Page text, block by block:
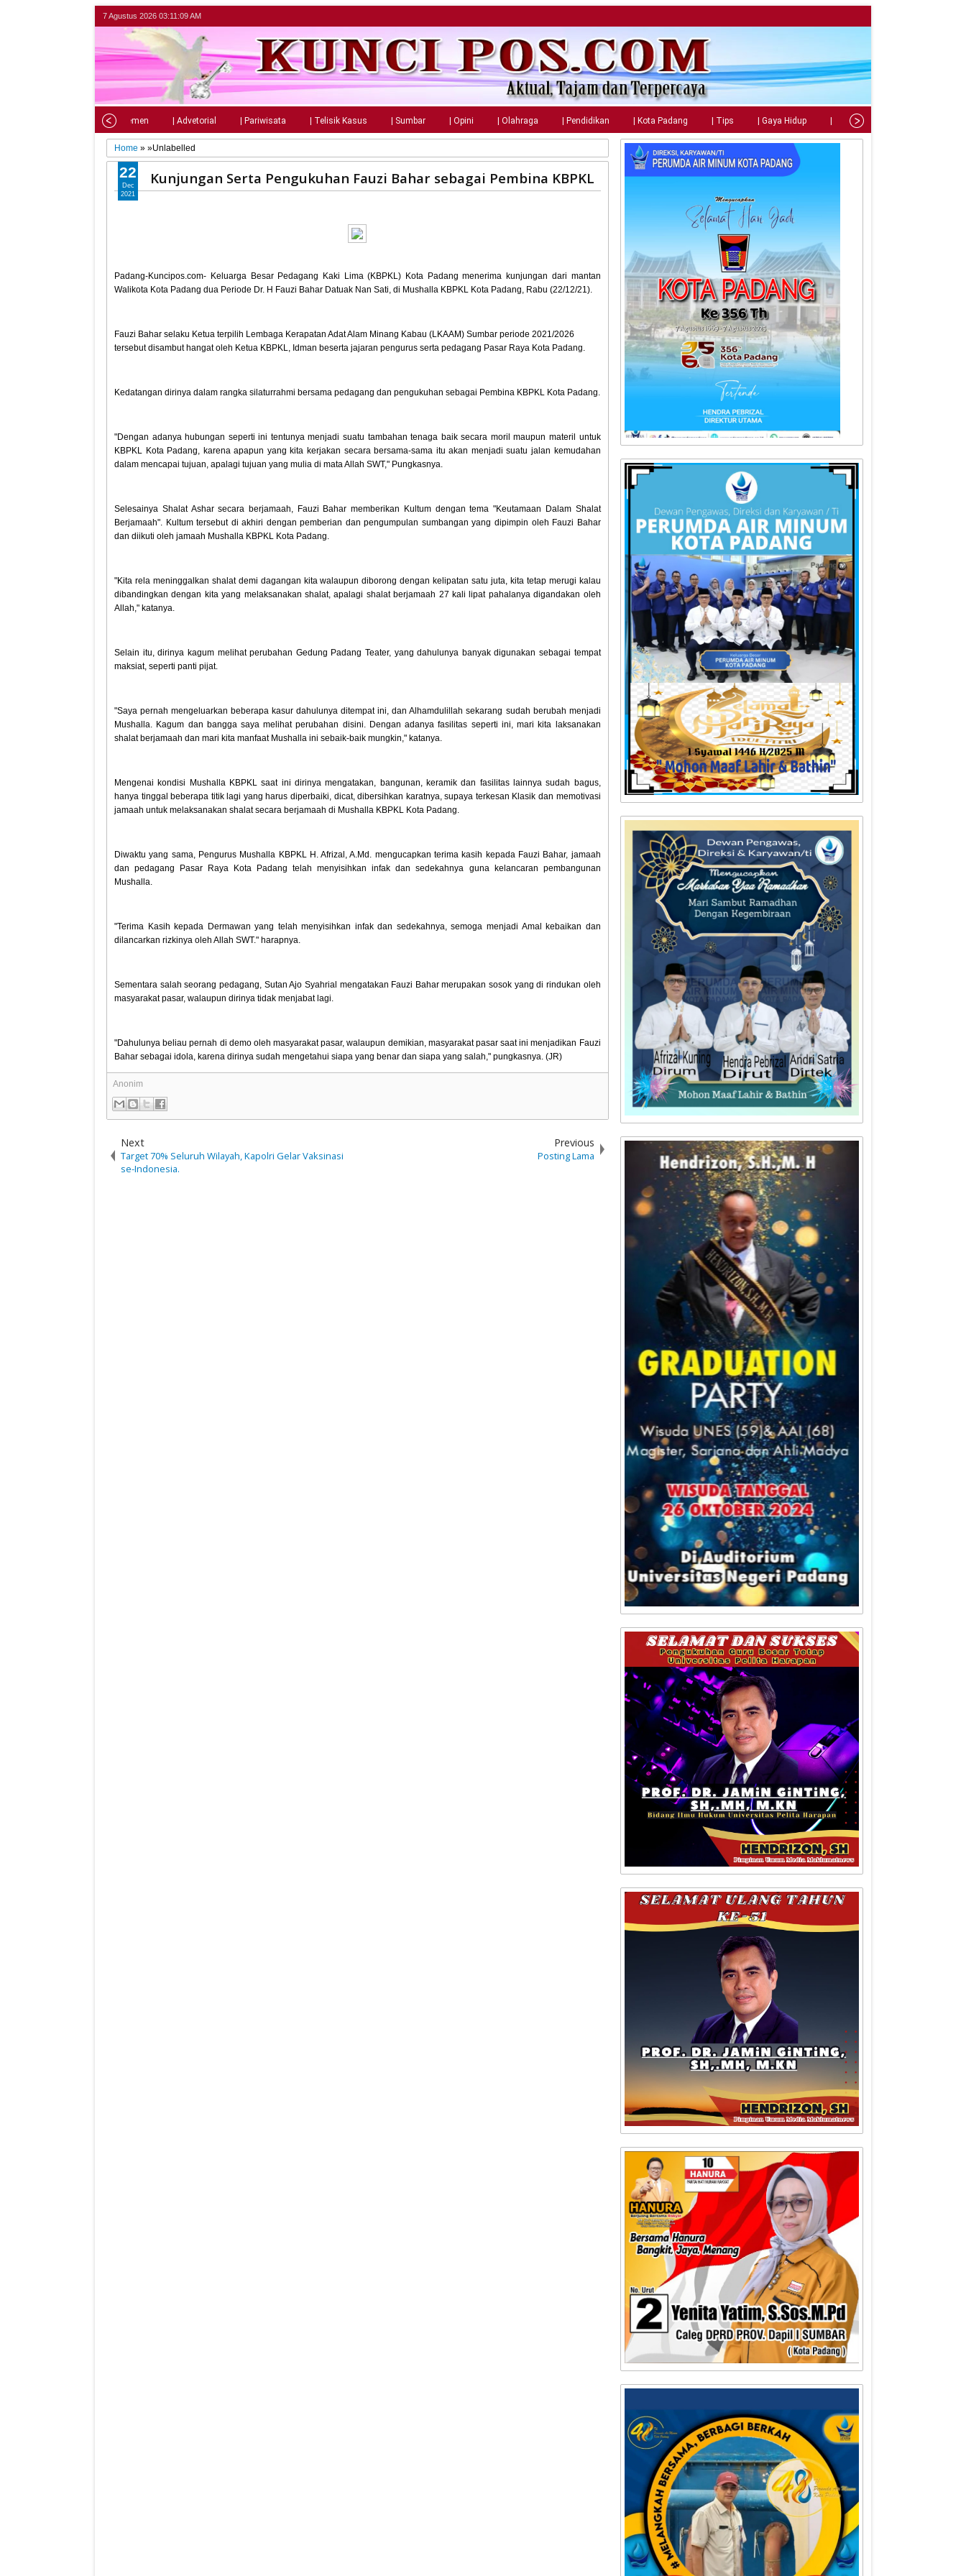
7 Agustus 2026 03:11:10 AM
| Parlemen | Advetorial | Pariwisata | Telisik Kasus | Sumbar | Opini | Olahraga | Pendidikan | Kota Padang | Tips | Gaya Hidup | Teknologi
Home » »Unlabelled
Kunjungan Serta Pengukuhan Fauzi Bahar sebagai Pembina KBPKL
Padang-Kuncipos.com- Keluarga Besar Pedagang Kaki Lima (KBPKL) Kota Padang menerima kunjungan dari mantan
Walikota Kota Padang dua Periode Dr. H Fauzi Bahar Datuak Nan Sati, di Mushalla KBPKL Kota Padang, Rabu (22/12/21).
Fauzi Bahar selaku Ketua terpilih Lembaga Kerapatan Adat Alam Minang Kabau (LKAAM) Sumbar periode 2021/2026
tersebut disambut hangat oleh Ketua KBPKL, Idman beserta jajaran pengurus serta pedagang Pasar Raya Kota Padang.
Kedatangan dirinya dalam rangka silaturrahmi bersama pedagang dan pengukuhan sebagai Pembina KBPKL Kota Padang.
"Dengan adanya hubungan seperti ini tentunya menjadi suatu tambahan tenaga baik secara moril maupun materil untuk
KBPKL Kota Padang, karena apapun yang kita kerjakan secara bersama-sama itu akan menjadi suatu jalan kemudahan
dalam mencapai tujuan, apalagi tujuan yang mulia di mata Allah SWT," Pungkasnya.
Selesainya Shalat Ashar secara berjamaah, Fauzi Bahar memberikan Kultum dengan tema "Keutamaan Dalam Shalat
Berjamaah". Kultum tersebut di akhiri dengan pemberian dan pengumpulan sumbangan yang dipimpin oleh Fauzi Bahar
dan diikuti oleh jamaah Mushalla KBPKL Kota Padang.
"Kita rela meninggalkan shalat demi dagangan kita walaupun diborong dengan kelipatan satu juta, kita tetap merugi kalau
dibandingkan dengan kita yang melaksanakan shalat, apalagi shalat berjamaah 27 kali lipat pahalanya digandakan oleh
Allah," katanya.
Selain itu, dirinya kagum melihat perubahan Gedung Padang Teater, yang dahulunya banyak digunakan sebagai tempat
maksiat, seperti panti pijat.
"Saya pernah mengeluarkan beberapa kasur dahulunya ditempat ini, dan Alhamdulillah sekarang sudah berubah menjadi
Mushalla. Kagum dan bangga saya melihat perubahan disini. Dengan adanya fasilitas seperti ini, mari kita laksanakan
shalat berjamaah dan mari kita manfaat Mushalla ini sebaik-baik mungkin," katanya.
Mengenai kondisi Mushalla KBPKL saat ini dirinya mengatakan, bangunan, keramik dan fasilitas lainnya sudah bagus,
hanya tinggal beberapa titik lagi yang harus diperbaiki, dicat, dibersihkan karatnya, supaya terkesan Klasik dan memotivasi
jamaah untuk melaksanakan shalat secara berjamaah di Mushalla KBPKL Kota Padang.
Diwaktu yang sama, Pengurus Mushalla KBPKL H. Afrizal, A.Md. mengucapkan terima kasih kepada Fauzi Bahar, jamaah
dan pedagang Pasar Raya Kota Padang telah menyisihkan infak dan sedekahnya guna kelancaran pembangunan
Mushalla.
"Terima Kasih kepada Dermawan yang telah menyisihkan infak dan sedekahnya, semoga menjadi Amal kebaikan dan
dilancarkan rizkinya oleh Allah SWT." harapnya.
Sementara salah seorang pedagang, Sutan Ajo Syahrial mengatakan Fauzi Bahar merupakan sosok yang di rindukan oleh
masyarakat pasar, walaupun dirinya tidak menjabat lagi.
"Dahulunya beliau pernah di demo oleh masyarakat pasar, walaupun demikian, masyarakat pasar saat ini menjadikan Fauzi
Bahar sebagai idola, karena dirinya sudah mengetahui siapa yang benar dan siapa yang salah," pungkasnya. (JR)
22
Dec
2021
Anonim
Next
Target 70% Seluruh Wilayah, Kapolri Gelar Vaksinasi
se-Indonesia.
Previous
Posting Lama